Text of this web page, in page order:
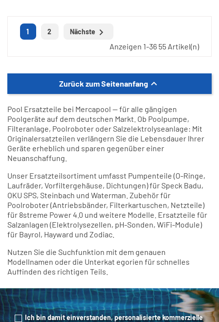
1 2 Nächste 
Anzeigen 1-36 55 Artikel(n)
Zurück zum Seitenanfang 
Pool Ersatzteile bei Mercapool — für alle gängigen
Poolgeräte auf dem deutschen Markt. Ob Poolpumpe,
Filteranlage, Poolroboter oder Salzelektrolyseanlage: Mit
Originalersatzteilen verlängern Sie die Lebensdauer Ihrer
Geräte erheblich und sparen gegenüber einer
Neuanschaffung.
Unser Ersatzteilsortiment umfasst Pumpenteile (O-Ringe,
Laufräder, Vorfiltergehäuse, Dichtungen) für Speck Badu,
OKU SPS, Steinbach und Waterman. Zubehör für
Poolroboter (Antriebsbänder, Filterkartuschen, Netzteile)
für 8streme Power 4.0 und weitere Modelle. Ersatzteile für
Salzanlagen (Elektrolysezellen, pH-Sonden, WiFi-Module)
für Bayrol, Hayward und Zodiac.
Nutzen Sie die Suchfunktion mit dem genauen
Modellnamen oder die Unterkat egorien für schnelles
Auffinden des richtigen Teils.
Ich bin damit einverstanden, personalisierte kommerzielle